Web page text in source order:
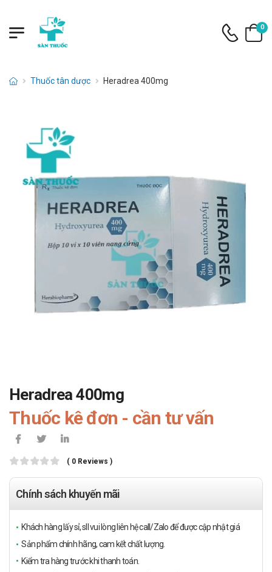
0
Thuốc tân dược Heradrea 400mg
Heradrea 400mg
Thuốc kê đơn - cần tư vấn
( 0 Reviews )
Chính sách khuyến mãi
Khách hàng lấy sỉ, sll vui lòng liên hệ call/Zalo để được cập nhật giá
Sản phẩm chính hãng, cam kết chất lượng.
Kiểm tra hàng trước khi thanh toán.